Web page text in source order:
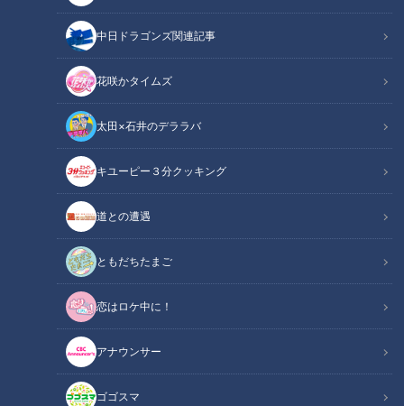
中日ドラゴンズ関連記事
花咲かタイムズ
太田×石井のデララバ
キユーピー３分クッキング
道との遭遇
ともだちたまご
恋はロケ中に！
アナウンサー
ゴゴスマ
この記事の画像